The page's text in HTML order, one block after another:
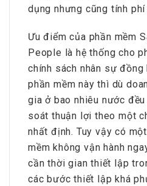
dụng nhưng cũng tính
Ưu điểm của phần mềm
People là hệ thống cho
chính sách nhân sự đồng
phần mềm này thì dù
gia ở bao nhiêu nước
soát thuận lợi theo một
nhất định. Tuy vậy có
mềm không vận hành
cần thời gian thiết lập
các bước thiết lập khá